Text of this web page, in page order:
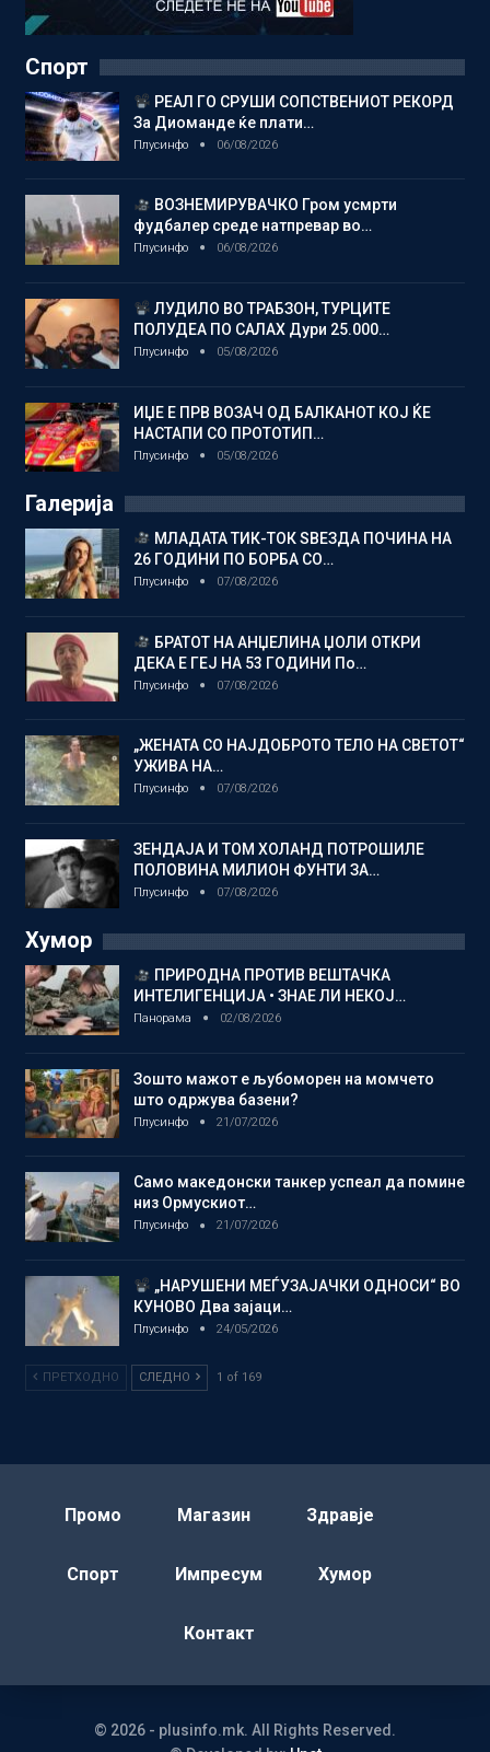
Спорт
РЕАЛ ГО СРУШИ СОПСТВЕНИОТ РЕКОРД
За Диоманде ќе плати…
Плусинфо 06/08/2026
ВОЗНЕМИРУВАЧКО Гром усмрти
фудбалер среде натпревар во…
Плусинфо 06/08/2026
ЛУДИЛО ВО ТРАБЗОН, ТУРЦИТЕ
ПОЛУДЕА ПО САЛАХ Дури 25.000…
Плусинфо 05/08/2026
ИЏЕ Е ПРВ ВОЗАЧ ОД БАЛКАНОТ КОЈ ЌЕ
НАСТАПИ СО ПРОТОТИП…
Плусинфо 05/08/2026
Галерија
МЛАДАТА ТИК-ТОК ЅВЕЗДА ПОЧИНА НА
26 ГОДИНИ ПО БОРБА СО…
Плусинфо 07/08/2026
БРАТОТ НА АНЏЕЛИНА ЏОЛИ ОТКРИ
ДЕКА Е ГЕЈ НА 53 ГОДИНИ По…
Плусинфо 07/08/2026
„ЖЕНАТА СО НАЈДОБРОТО ТЕЛО НА СВЕТОТ“
УЖИВА НА…
Плусинфо 07/08/2026
ЗЕНДАЈА И ТОМ ХОЛАНД ПОТРОШИЛЕ
ПОЛОВИНА МИЛИОН ФУНТИ ЗА…
Плусинфо 07/08/2026
Хумор
ПРИРОДНА ПРОТИВ ВЕШТАЧКА
ИНТЕЛИГЕНЦИЈА • ЗНАЕ ЛИ НЕКОЈ…
Панорама 02/08/2026
Зошто мажот е љубоморен на момчето
што одржува базени?
Плусинфо 21/07/2026
Само македонски танкер успеал да помине
низ Ормускиот…
Плусинфо 21/07/2026
„НАРУШЕНИ МЕЃУЗАЈАЧКИ ОДНОСИ“ ВО
КУНОВО Два зајаци…
Плусинфо 24/05/2026
ПРЕТХОДНО СЛЕДНО 1 of 169
Промо Магазин Здравје
Спорт Импресум Хумор
Контакт
© 2026 - plusinfo.mk. All Rights Reserved.